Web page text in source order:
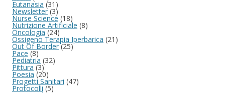
Eutanasia (31)
Newsletter (3)
Nurse Science (18)
Nutrizione Artificiale (8)
Oncologia(24)
Ossigeno Terapia Iperbarica (21)
Out Of Border(25)
Pace(8)
Pediatria (32)
Pittura(3)
Poesia (20)
Progetti Sanitari (47)
Protocolli(5)